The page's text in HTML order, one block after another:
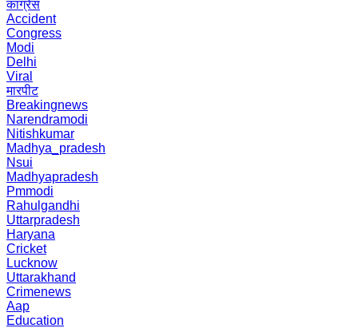
कांग्रेस
Accident
Congress
Modi
Delhi
Viral
मारपीट
Breakingnews
Narendramodi
Nitishkumar
Madhya_pradesh
Nsui
Madhyapradesh
Pmmodi
Rahulgandhi
Uttarpradesh
Haryana
Cricket
Lucknow
Uttarakhand
Crimenews
Aap
Education